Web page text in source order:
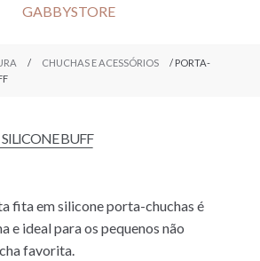
/ CHUCHAS E ACESSÓRIOS
/ PORTA-
BUFF
fita em silicone porta-chuchas é
e ideal para os pequenos não
favorita.